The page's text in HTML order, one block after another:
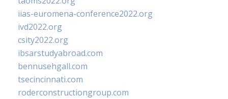
iias-euromena-conference2022.org
ivd2022.org
csity2022.org
ibsarstudyabroad.com
bennusehgall.com
tsecincinnati.com
roderconstructiongroup.com